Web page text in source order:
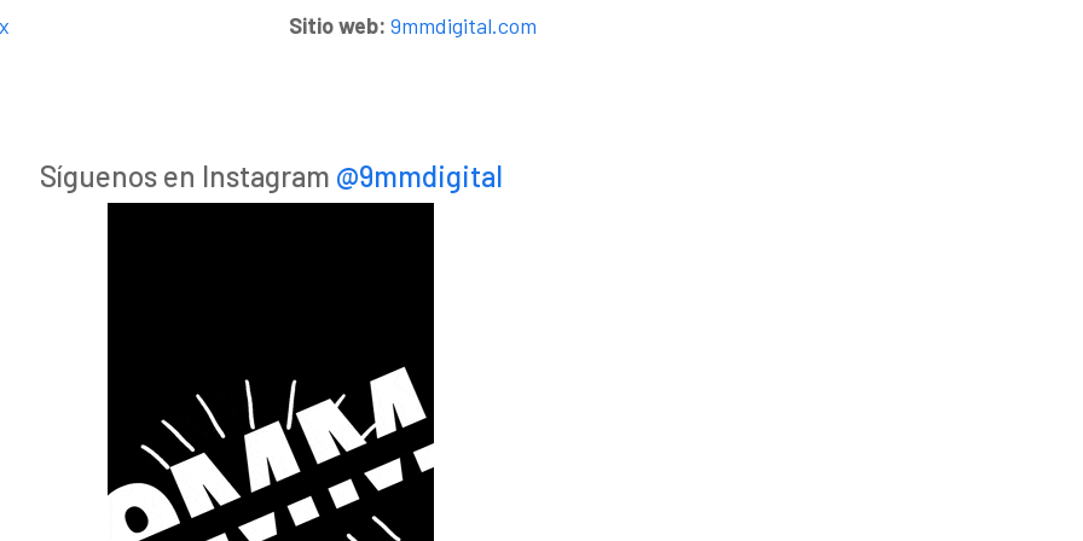
Sitio web: 9mmdigital.com
Síguenos en Instagram @9mmdigital